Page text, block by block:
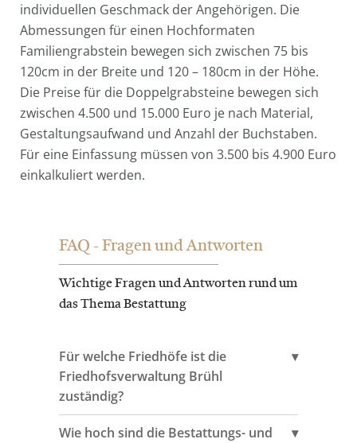
individuellen Geschmack der Angehörigen. Die
Abmessungen für einen Hochformaten
Familiengrabstein bewegen sich zwischen 75 bis
120cm in der Breite und 120 – 180cm in der Höhe.
Die Preise für die Doppelgrabsteine bewegen sich
zwischen 4.500 und 15.000 Euro je nach Material,
Gestaltungsaufwand und Anzahl der Buchstaben.
Für eine Einfassung müssen von 3.500 bis 4.900 Euro
einkalkuliert werden.
FAQ - Fragen und Antworten
Wichtige Fragen und Antworten rund um
das Thema Bestattung
Für welche Friedhöfe ist die
Friedhofsverwaltung Brühl
zuständig?
Wie hoch sind die Bestattungs- und